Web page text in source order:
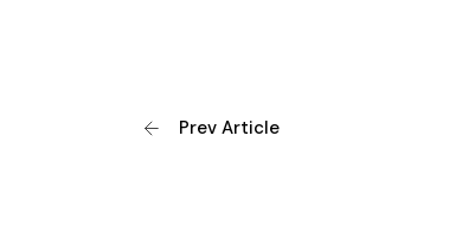
Prev Article